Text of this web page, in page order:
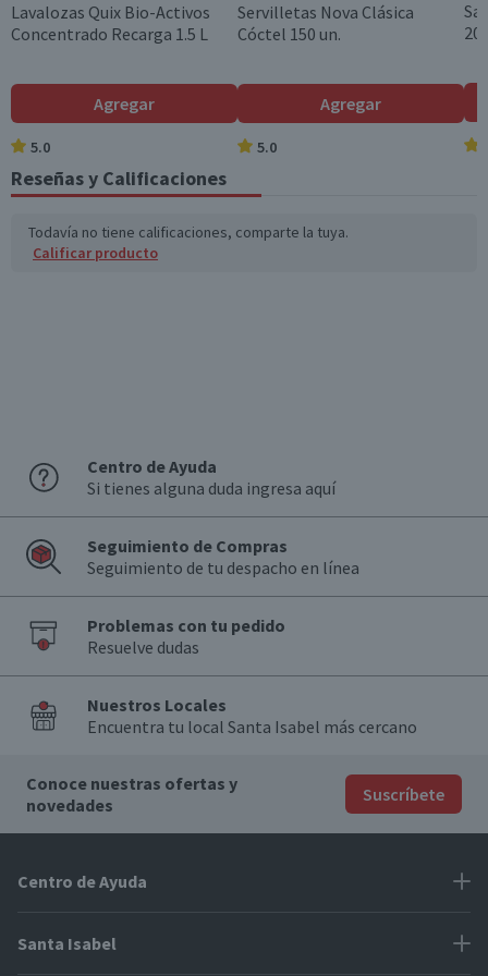
Lavalozas Quix Bio-Activos
Concentrado Recarga 1.5 L
Agregar
5.0
Servilletas Nova Clásica
Cóctel 150 un.
Agregar
5.0
Reseñas y Calificaciones
Todavía no tiene calificaciones, comparte la tuya.
Calificar producto
Centro de Ayuda
Si tienes alguna duda ingresa aquí
Seguimiento de Compras
Seguimiento de tu despacho en línea
Problemas con tu pedido
Resuelve dudas
Nuestros Locales
Encuentra tu local Santa Isabel más cercano
Conoce nuestras ofertas y
novedades
Suscríbete
Centro de Ayuda
Problemas con tu pedido
Santa Isabel